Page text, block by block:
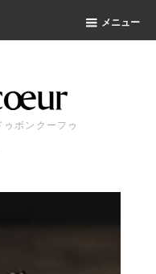
メニュー
ボンクーフゥ